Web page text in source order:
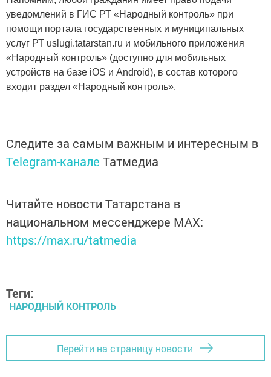
уведомлений в ГИС РТ «Народный контроль» при
помощи портала государственных и муниципальных
услуг РТ uslugi.tatarstan.ru и мобильного приложения
«Народный контроль» (доступно для мобильных
устройств на базе iOS и Android), в состав которого
входит раздел «Народный контроль».
Следите за самым важным и интересным в
Telegram-канале Татмедиа
Читайте новости Татарстана в
национальном мессенджере MАХ:
https://max.ru/tatmedia
Теги:
НАРОДНЫЙ КОНТРОЛЬ
Перейти на страницу новости